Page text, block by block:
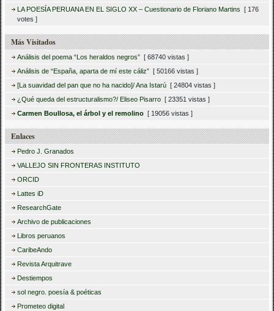
LA POESÍA PERUANA EN EL SIGLO XX – Cuestionario de Floriano Martins
[ 176
votes ]
Más Visitados
Análisis del poema “Los heraldos negros” [ 68740 vistas ]
Análisis de “España, aparta de mí este cáliz” [ 50166 vistas ]
[La suavidad del pan que no ha nacido]/ Ana Istarú [ 24804 vistas ]
¿Qué queda del estructuralismo?/ Eliseo Pisarro [ 23351 vistas ]
Carmen Boullosa, el árbol y el remolino [ 19056 vistas ]
Enlaces
Pedro J. Granados
VALLEJO SIN FRONTERAS INSTITUTO
ORCID
Lattes iD
ResearchGate
Archivo de publicaciones
Libros peruanos
CaribeAndo
Revista Arquitrave
Destiempos
sol negro. poesía & poéticas
Prometeo digital